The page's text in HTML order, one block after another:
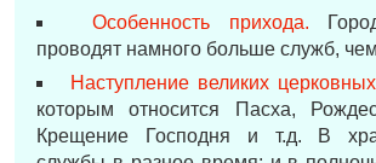
Особенность прихода.
проводят намного больше служб,
Наступление великих
которым относится Пасха,
Крещение Господня и т.д. В